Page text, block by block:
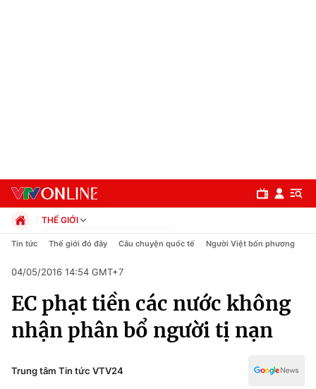
Chuyên mục
Chính trị
THẾ GIỚI
Chính trị
Pháp luật
Kinh tế
Thể thao
Truyền hình
Y tế
Tin tức Thế giới đó đây Câu chuyện quốc tế Người Việt bốn phương
04/05/2016 14:54 GMT+7
EC phạt tiền các nước không
nhận phân bổ người tị nạn
Trung tâm Tin tức VTV24